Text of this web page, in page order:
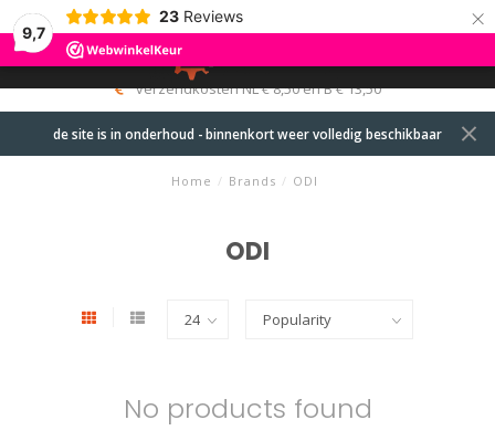
9,7
23 Reviews ×
MENU
0
verzendkosten NL € 8,50 en B € 13,50
de site is in onderhoud - binnenkort weer volledig beschikbaar
Home / Brands / ODI
ODI
No products found